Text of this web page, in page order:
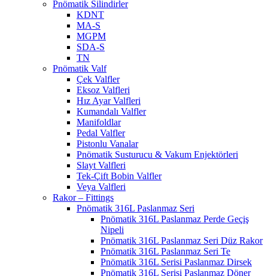
Pnömatik Silindirler
KDNT
MA-S
MGPM
SDA-S
TN
Pnömatik Valf
Çek Valfler
Eksoz Valfleri
Hız Ayar Valfleri
Kumandalı Valfler
Manifoldlar
Pedal Valfler
Pistonlu Vanalar
Pnömatik Susturucu & Vakum Enjektörleri
Slayt Valfleri
Tek-Çift Bobin Valfler
Veya Valfleri
Rakor – Fittings
Pnömatik 316L Paslanmaz Seri
Pnömatik 316L Paslanmaz Perde Geçiş
Nipeli
Pnömatik 316L Paslanmaz Seri Düz Rakor
Pnömatik 316L Paslanmaz Seri Te
Pnömatik 316L Serisi Paslanmaz Dirsek
Pnömatik 316L Serisi Paslanmaz Döner